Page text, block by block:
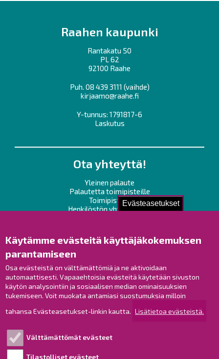
Evästeasetukset
Käytämme evästeitä käyttäjäkokemuksen
parantamiseen
Osa evästeistä on välttämättömiä ja ne aktivoidaan
automaattisesti. Vapaaehtoisia evästeitä käytetään sivuston
käytön analysointiin ja sosiaalisen median ominaisuuksien
tukemiseen. Voit muokata antamiasi suostumuksia milloin
tahansa Evästeasetukset-linkin kautta. Lisätietoa evästeistä.
Välttämättömät evästeet
Tilastolliset evästeet
Raahen kaupunki
Rantakatu 50
PL 62
92100 Raahe
Puh. 08 439 3111 (vaihde)
kirjaamo@raahe.fi
Y-tunnus: 1791817-6
Laskutus
Ota yhteyttä!
Yleinen palaute
Palautetta toimipisteille
Toimipisteet
Henkilöstön yhteystiedot
Raahe Facebookissa
Raahe Instagramissa
Raahe LinkedInissä
Raahe YouTubessa
Esityslistat ja pöytäkirjat
Viranhaltijapäätökset